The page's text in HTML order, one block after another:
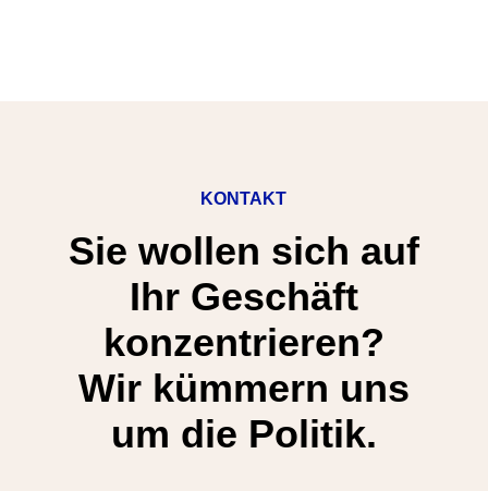
KONTAKT
Sie wollen sich auf
Ihr Geschäft
konzentrieren?
Wir kümmern uns
um die Politik.